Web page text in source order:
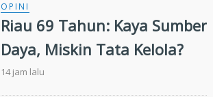
Kilometer
OPINI
Riau 69 Tahun: Kaya Sumber
Daya, Miskin Tata Kelola?
14 jam lalu